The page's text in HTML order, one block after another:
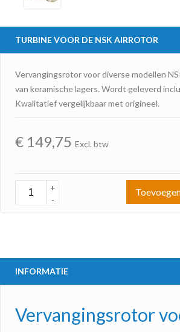
TURBINE VOOR DE NSK AIRROTOR
Vervangingsrotor voor diverse modellen
van keramische lagers. Wordt geleverd
Kwalitatief vergelijkbaar met origineel.
€ 149,75 Excl. btw
+
-
INFORMATIE
Vervangingsrotor